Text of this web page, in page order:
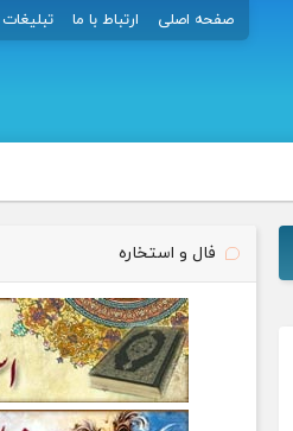
صفحه اصلی ارتباط با ما تبلیغات
فال و استخاره